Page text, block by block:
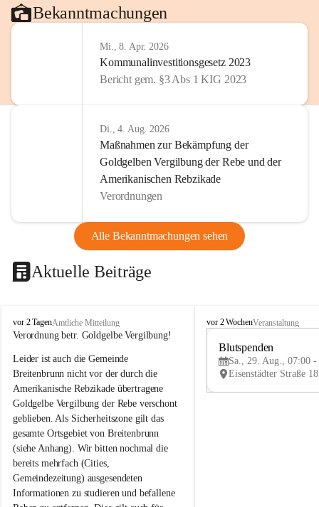
Bekanntmachungen
Mi., 8. Apr. 2026
Kommunalinvestitionsgesetz 2023
Bericht gem. §3 Abs 1 KIG 2023
Di., 4. Aug. 2026
Maßnahmen zur Bekämpfung der
Goldgelben Vergilbung der Rebe und der
Amerikanischen Rebzikade
Verordnungen
Alle Bekanntmachungen sehen
Aktuelle Beiträge
B
r
i
t
e
n
b
r
u
n
n
a
m
N
vor 2 TagenAmtliche Mitteilung
Verordnung betr. Goldgelbe Vergilbung!
Leider ist auch die Gemeinde
Breitenbrunn nicht vor der durch die
Amerikanische Rebzikade übertragene
Goldgelbe Vergilbung der Rebe verschont
geblieben. Als Sicherheitszone gilt das
gesamte Ortsgebiet von Breitenbrunn
(siehe Anhang). Wir bitten nochmal die
bereits mehrfach (Cities,
Gemeindezeitung) ausgesendeten
Informationen zu studieren und befallene
B
e
vor 2 WochenVeranstaltung
Blutspenden
Sa., 29. Aug., 07:00 -